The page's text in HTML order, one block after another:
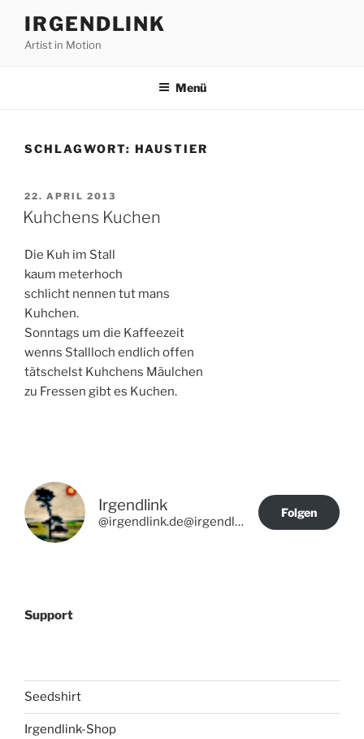
Inhalt
springen
IRGENDLINK
Artist in Motion
Menü
SCHLAGWORT: HAUSTIER
VERÖFFENTLICHT
AM
22. APRIL 2013
Kuhchens Kuchen
Die Kuh im Stall
kaum meterhoch
schlicht nennen tut mans
Kuhchen.
Sonntags um die Kaffeezeit
wenns Stallloch endlich offen
tätschelst Kuhchens Mäulchen
zu Fressen gibt es Kuchen.
Irgendlink
@irgendlink.de@irgendlink.de
Folgen
Support
Seedshirt
Irgendlink-Shop